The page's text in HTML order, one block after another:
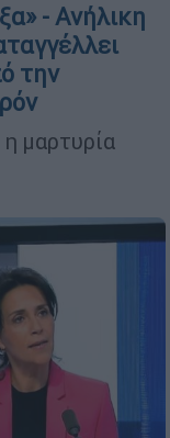
- Ανήλικη
την
μαρτυρία